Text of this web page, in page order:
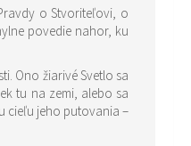
o
Ono žiarivé Svetlo sa
tu na zemi, alebo sa
cieľu jeho putovania –